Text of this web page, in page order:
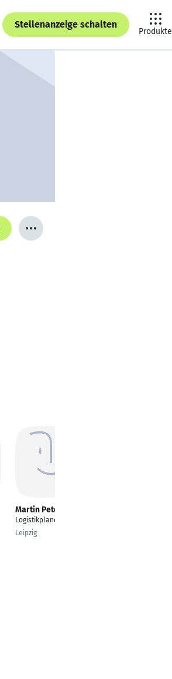
Stellenanzeige schalten
Produkte
Martin Petersen
Logistikplaner
Leipzig